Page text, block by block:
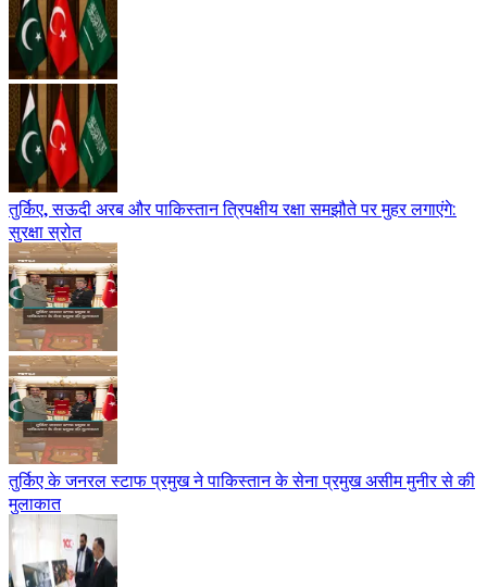
तुर्किए, सऊदी अरब और पाकिस्तान त्रिपक्षीय रक्षा समझौते पर मुहर लगाएंगे:
सुरक्षा स्रोत
तुर्किए के जनरल स्टाफ प्रमुख ने पाकिस्तान के सेना प्रमुख असीम मुनीर से की
मुलाकात